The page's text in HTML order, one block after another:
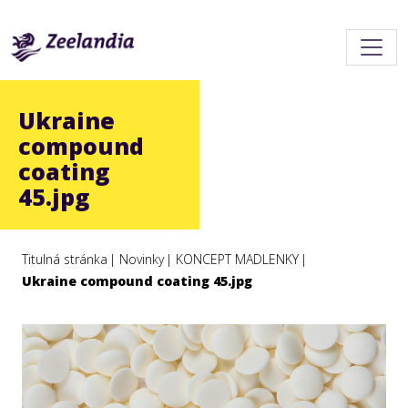
Ukraine
compound
coating
45.jpg
Titulná stránka Novinky
KONCEPT MADLENKY
Ukraine compound coating 45.jpg